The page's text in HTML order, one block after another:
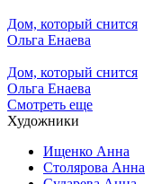
Дом, который снится
Ольга Енаева
Дом, который снится
Ольга Енаева
Смотреть еще
Художники
Ищенко Анна
Столярова Анна